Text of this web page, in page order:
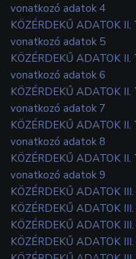
vonatkozó adatok 4
KÖZÉRDEKŰ ADATOK
vonatkozó adatok 5
KÖZÉRDEKŰ ADATOK
vonatkozó adatok 6
KÖZÉRDEKŰ ADATOK
vonatkozó adatok 7
KÖZÉRDEKŰ ADATOK
vonatkozó adatok 8
KÖZÉRDEKŰ ADATOK
vonatkozó adatok 9
KÖZÉRDEKŰ ADATOK
KÖZÉRDEKŰ ADATOK
KÖZÉRDEKŰ ADATOK
KÖZÉRDEKŰ ADATOK